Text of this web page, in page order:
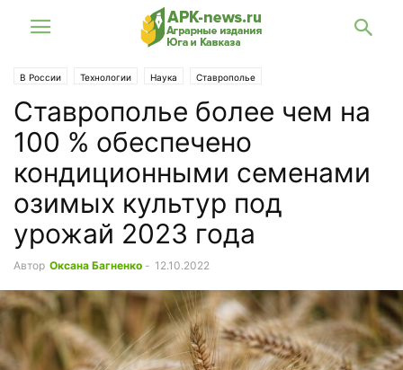
В России Технологии Наука Ставрополье
Ставрополье более чем на
100 % обеспечено
кондиционными семенами
озимых культур под
урожай 2023 года
Автор Оксана Багненко - 12.10.2022